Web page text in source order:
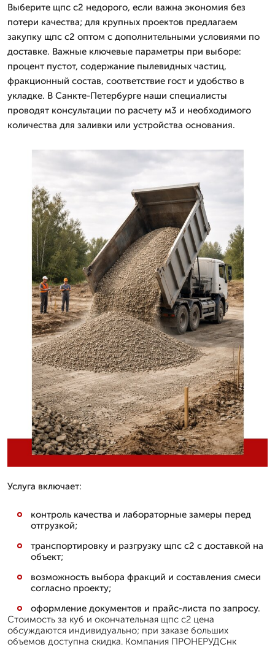
Выберите щпс с2 недорого, если важна экономия без
потери качества; для крупных проектов предлагаем
закупку щпс с2 оптом с дополнительными условиями по
доставке. Важные ключевые параметры при выборе:
процент пустот, содержание пылевидных частиц,
фракционный состав, соответствие гост и удобство в
укладке. В Санкте-Петербурге наши специалисты
проводят консультации по расчету м3 и необходимого
количества для заливки или устройства основания.
Услуга включает:
контроль качества и лабораторные замеры перед
отгрузкой;
транспортировку и разгрузку щпс с2 с доставкой на
объект;
возможность выбора фракций и составления смеси
согласно проекту;
оформление документов и прайс-листа по запросу.
Стоимость за куб и окончательная щпс с2 цена
обсуждаются индивидуально; при заказе больших
объемов доступна скидка. Компания ПРОНЕРУДСнк